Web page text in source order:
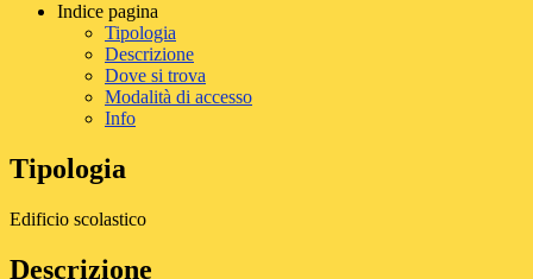
Indice pagina
Tipologia
Descrizione
Dove si trova
Modalità di accesso
Info
Tipologia
Edificio scolastico
Descrizione